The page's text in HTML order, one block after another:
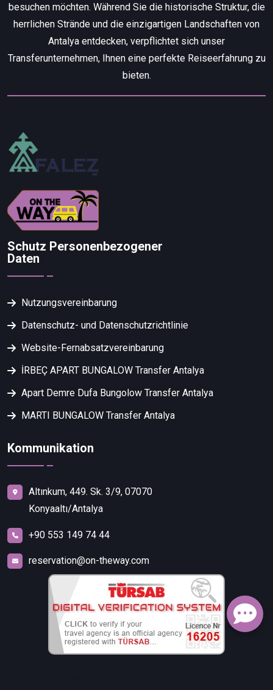
besuchen möchten. Während Sie die historische Struktur, die
herrlichen Strände und die einzigartigen Landschaften von
Antalya entdecken, verpflichtet sich unser
Transferunternehmen, Ihnen eine perfekte Reiseerfahrung zu
bieten.
Schutz Personenbezogener
Daten
Nutzungsvereinbarung
Datenschutz- und Datenschutzrichtlinie
Website-Fernabsatzvereinbarung
İRBEÇ APART BUNGALOW Transfer Antalya
Apart Demre Dufa Bungolow Transfer Antalya
MARTI BUNGALOW Transfer Antalya
Kommunikation
Altınkum, 449. Sk. 3/9, 07070
Konyaaltı/Antalya
+90 553 149 74 44
reservation@on-theway.com